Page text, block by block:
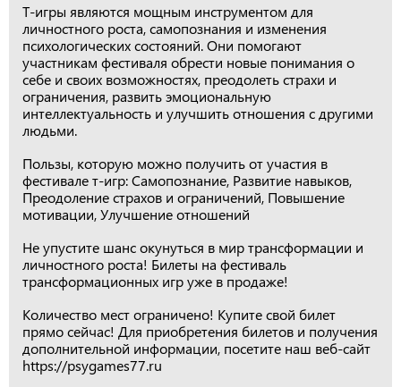
Т-игры являются мощным инструментом для
личностного роста, самопознания и изменения
психологических состояний. Они помогают
участникам фестиваля обрести новые понимания о
себе и своих возможностях, преодолеть страхи и
ограничения, развить эмоциональную
интеллектуальность и улучшить отношения с другими
людьми.
Пользы, которую можно получить от участия в
фестивале т-игр: Самопознание, Развитие навыков,
Преодоление страхов и ограничений, Повышение
мотивации, Улучшение отношений
Не упустите шанс окунуться в мир трансформации и
личностного роста! Билеты на фестиваль
трансформационных игр уже в продаже!
Количество мест ограничено! Купите свой билет
прямо сейчас! Для приобретения билетов и получения
дополнительной информации, посетите наш веб-сайт
https://psygames77.ru